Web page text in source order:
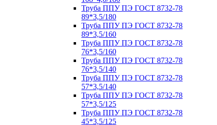
Труба ППУ ПЭ ГОСТ 8732-78
89*3,5/180
Труба ППУ ПЭ ГОСТ 8732-78
89*3,5/160
Труба ППУ ПЭ ГОСТ 8732-78
76*3,5/160
Труба ППУ ПЭ ГОСТ 8732-78
76*3,5/140
Труба ППУ ПЭ ГОСТ 8732-78
57*3,5/140
Труба ППУ ПЭ ГОСТ 8732-78
57*3,5/125
Труба ППУ ПЭ ГОСТ 8732-78
45*3,5/125